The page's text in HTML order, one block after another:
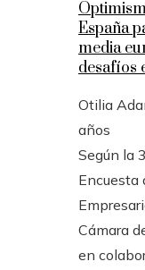
España
media
desafíos
Otilia
años
Según la
Encuesta
Cámara
en